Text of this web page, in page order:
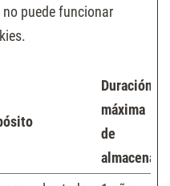
puede funcionar
Duración
máxima
de